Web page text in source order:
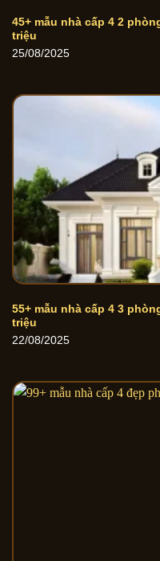
45+ mẫu nhà cấp 4 2
triệu
25/08/2025
55+ mẫu nhà cấp 4 3
triệu
22/08/2025